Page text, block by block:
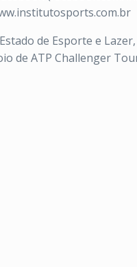
de Esporte e
de ATP Challenger